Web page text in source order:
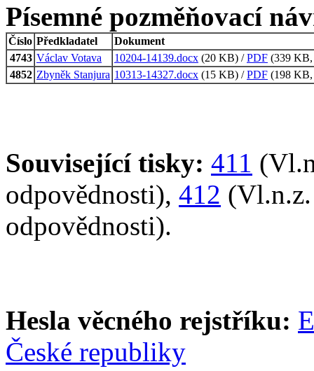
Písemné pozměňovací
Číslo Předkladatel
Dokument
4743 Václav Votava 10204-14139.docx (20 KB) /PDF (339 KB,
4852 Zbyněk Stanjura 10313-14327.docx (15 KB) /PDF (198 KB,
Související tisky: 411
odpovědnosti), 412
odpovědnosti).
Hesla věcného rejstříku:
České republiky